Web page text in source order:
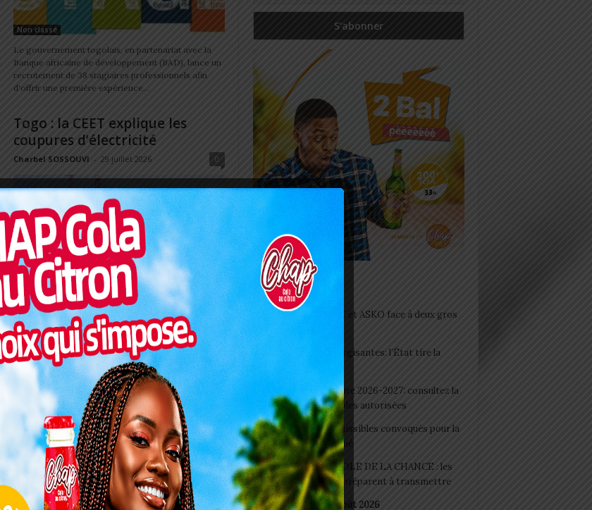
Non classé
Le gouvernement togolais, en partenariat avec la
Banque africaine de développement (BAD), lance un
recrutement de 38 stagiaires professionnels afin
d'offrir une première expérience...
Togo : la CEET explique les
coupures d’électricité
Charbel SOSSOUVI - 29 juillet 2026 0
Non classé
Depuis les premières heures de ce mercredi 29
juillet 2026, plusieurs localités du Togo connaissent
des perturbations dans la fourniture de l’électricité. À
l’origine...
Togo : 525 places ouvertes dans
les écoles de santé
Charbel SOSSOUVI - 29 juillet 2026 0
Articles récents
Interclubs CAF: ASCK et ASKO face à deux gros
Togo/ Boissons énergisantes: l’État tire la
Togo/ Rentrée scolaire 2026-2027: consultez la
liste officielle des écoles autorisées
ESSAL 2026 : les admissibles convoqués pour la
visite médicale à Lomé
SWEDD+ Togo / ECOLE DE LA CHANCE : les
maitres-artisans se préparent à transmettre
août 2026